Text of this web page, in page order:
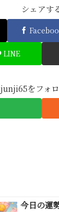
シェアす
LINE
junji65をフォ
今日の運